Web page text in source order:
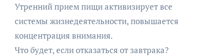
Утренний прием пищи активизирует все
системы жизнедеятельности, повышается
концентрация внимания.
Что будет, если отказаться от завтрака?